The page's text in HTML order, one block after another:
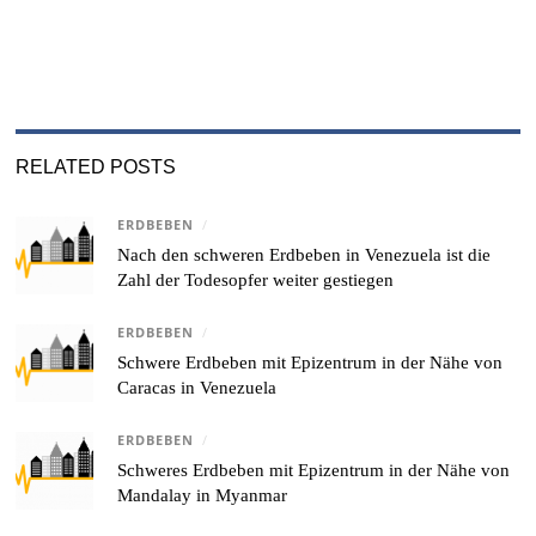
RELATED POSTS
ERDBEBEN /
Nach den schweren Erdbeben in Venezuela ist die
Zahl der Todesopfer weiter gestiegen
ERDBEBEN /
Schwere Erdbeben mit Epizentrum in der Nähe von
Caracas in Venezuela
ERDBEBEN /
Schweres Erdbeben mit Epizentrum in der Nähe von
Mandalay in Myanmar